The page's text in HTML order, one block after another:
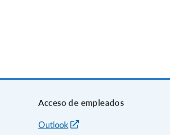
Acceso de empleados
Outlook